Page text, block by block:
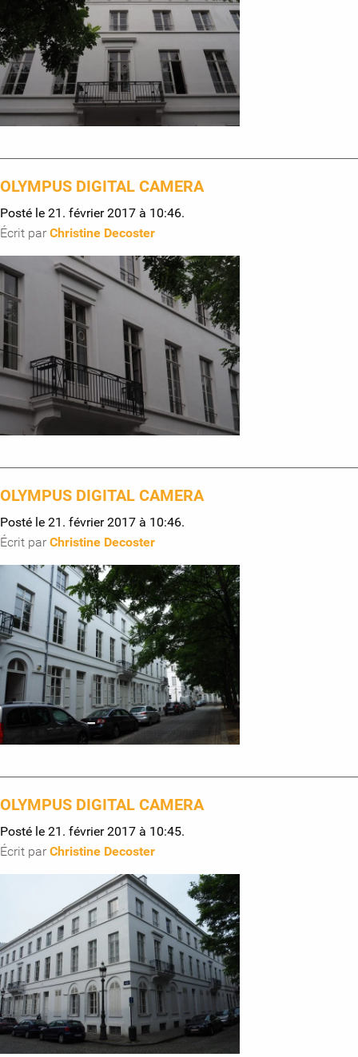
OLYMPUS DIGITAL CAMERA
Posté le 21. février 2017 à 10:46.
Écrit par Christine Decoster
OLYMPUS DIGITAL CAMERA
Posté le 21. février 2017 à 10:46.
Écrit par Christine Decoster
OLYMPUS DIGITAL CAMERA
Posté le 21. février 2017 à 10:45.
Écrit par Christine Decoster